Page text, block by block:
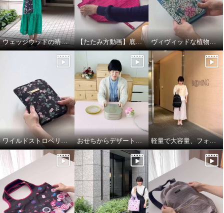
ウェッジウッドの晴雨兼用折りたたみ日傘 【たたみ方動画】底板付きが使いやすい！フォションポケッタブルマイバッグ ヴィヴィッドな植物柄がエレガント！お薬手帳も入るマルチケース
ワイルドストロベリー柄がエレガント！お薬手帳も入るマルチケース おせちからデザートまで！幅広いシーンで使える二段重箱 軽量で大容量、フォションジャガード織のリュック